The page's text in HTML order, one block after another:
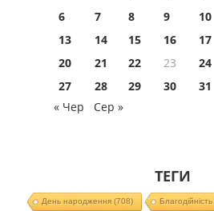
6
7 8 9 10
13
14 15 16 17
20
21 22 23 24
27
28 29 30
31
« Чер
Сер »
ТЕГИ
День народження(708) Благодійність